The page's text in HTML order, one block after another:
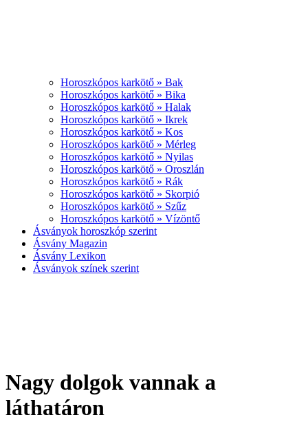
Horoszkópos karkötő » Bak
Horoszkópos karkötő » Bika
Horoszkópos karkötő » Halak
Horoszkópos karkötő » Ikrek
Horoszkópos karkötő » Kos
Horoszkópos karkötő » Mérleg
Horoszkópos karkötő » Nyilas
Horoszkópos karkötő » Oroszlán
Horoszkópos karkötő » Rák
Horoszkópos karkötő » Skorpió
Horoszkópos karkötő » Szűz
Horoszkópos karkötő » Vízöntő
Ásványok horoszkóp szerint
Ásvány Magazin
Ásvány Lexikon
Ásványok színek szerint
Nagy dolgok vannak a
láthatáron